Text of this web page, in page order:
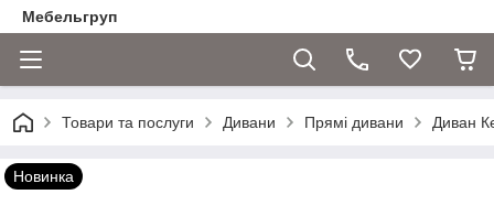
Мебельгруп
Товари та послуги Дивани Прямі дивани Диван
Новинка